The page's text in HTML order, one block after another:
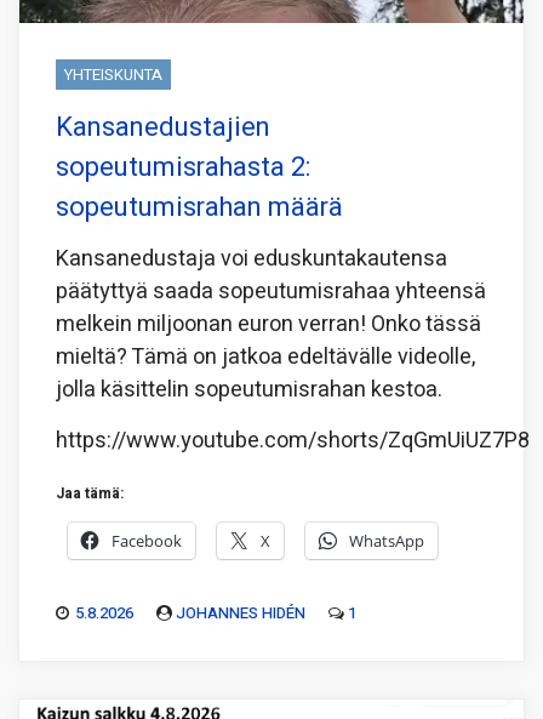
YHTEISKUNTA
Kansanedustajien
sopeutumisrahasta 2:
sopeutumisrahan määrä
Kansanedustaja voi eduskuntakautensa
päätyttyä saada sopeutumisrahaa yhteensä
melkein miljoonan euron verran! Onko tässä
mieltä? Tämä on jatkoa edeltävälle videolle,
jolla käsittelin sopeutumisrahan kestoa.
https://www.youtube.com/shorts/ZqGmUiUZ7P8
Jaa tämä:
Facebook X WhatsApp
5.8.2026 JOHANNES HIDÉN 1